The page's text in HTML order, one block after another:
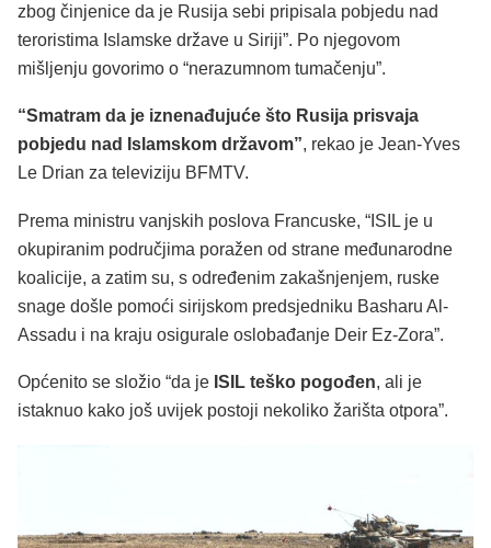
zbog činjenice da je Rusija sebi pripisala pobjedu nad
teroristima Islamske države u Siriji”. Po njegovom
mišljenju govorimo o “nerazumnom tumačenju”.
“Smatram da je iznenađujuće što Rusija prisvaja
pobjedu nad Islamskom državom”, rekao je Jean-Yves
Le Drian za televiziju BFMTV.
Prema ministru vanjskih poslova Francuske, “ISIL je u
okupiranim područjima poražen od strane međunarodne
koalicije, a zatim su, s određenim zakašnjenjem, ruske
snage došle pomoći sirijskom predsjedniku Basharu Al-
Assadu i na kraju osigurale oslobađanje Deir Ez-Zora”.
Općenito se složio “da je ISIL teško pogođen, ali je
istaknuo kako još uvijek postoji nekoliko žarišta otpora”.